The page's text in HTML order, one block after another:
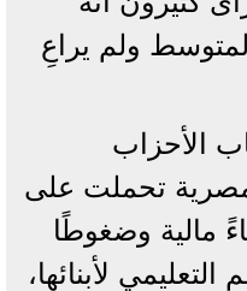
ولم يراعِ
الأحزاب
تحملت على
مالية وضغوطًا
لأبنائها،